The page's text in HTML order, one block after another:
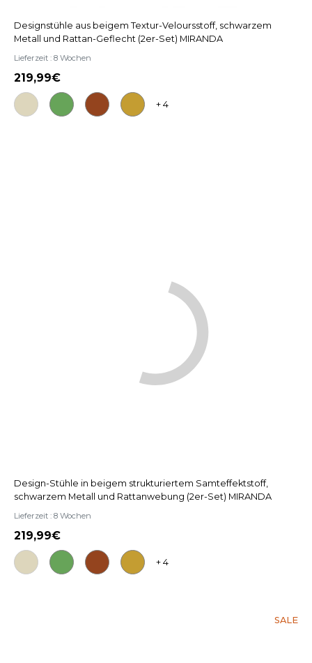
Designstühle aus beigem Textur-Veloursstoff, schwarzem
Metall und Rattan-Geflecht (2er-Set) MIRANDA
Lieferzeit : 8 Wochen
219,99
+ 4
Design-Stühle in beigem strukturiertem Samteffektstoff,
schwarzem Metall und Rattanwebung (2er-Set) MIRANDA
Lieferzeit : 8 Wochen
219,99
+ 4
SALE